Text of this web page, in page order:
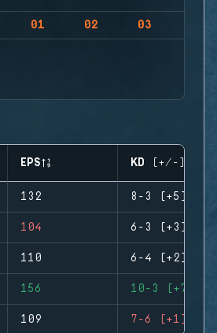
01 02 03
EPS KD (+/-)
132 8-3 (+5)
104 6-3 (+3)
110 6-4 (+2)
156 10-3 (+7)
109 7-6 (+1)